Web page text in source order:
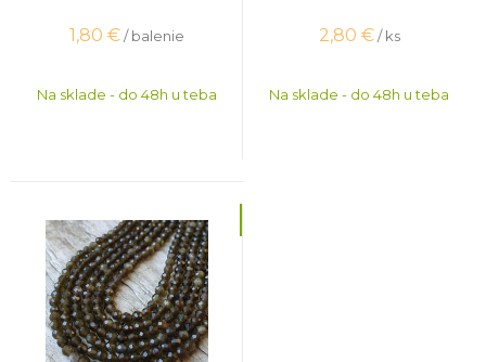
1,80 € / balenie
Na sklade - do 48h u teba
2,80 € / ks
Na sklade - do 48h u teba